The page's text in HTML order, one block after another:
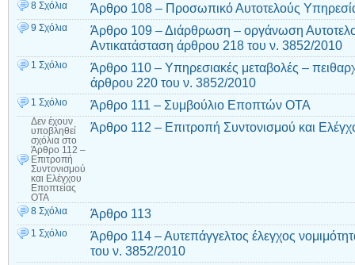
8 Σχόλια Άρθρο 108 – Προσωπικό Αυτοτελούς
9 Σχόλια
Άρθρο 109 – Διάρθρωση – οργάνωση
Αντικατάσταση άρθρου 218 του ν. 3852/2010
1 Σχόλιο
Άρθρο 110 – Υπηρεσιακές μεταβολές –
άρθρου 220 του ν. 3852/2010
1 Σχόλιο Άρθρο 111 – Συμβούλιο Εποπτών ΟΤΑ
Δεν έχουν
υποβληθεί
σχόλια στο
Άρθρο 112 –
Επιτροπή
Συντονισμού
και Ελέγχου
Εποπτείας
ΟΤΑ
Άρθρο 112 – Επιτροπή Συντονισμού και
8 Σχόλια Άρθρο 113
1 Σχόλιο
Άρθρο 114 – Αυτεπάγγελτος έλεγχος
του ν. 3852/2010